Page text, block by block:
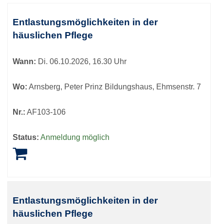
Entlastungsmöglichkeiten in der
häuslichen Pflege
Wann: Di. 06.10.2026, 16.30 Uhr
Wo: Arnsberg, Peter Prinz Bildungshaus, Ehmsenstr. 7
Nr.: AF103-106
Status: Anmeldung möglich
Entlastungsmöglichkeiten in der
häuslichen Pflege